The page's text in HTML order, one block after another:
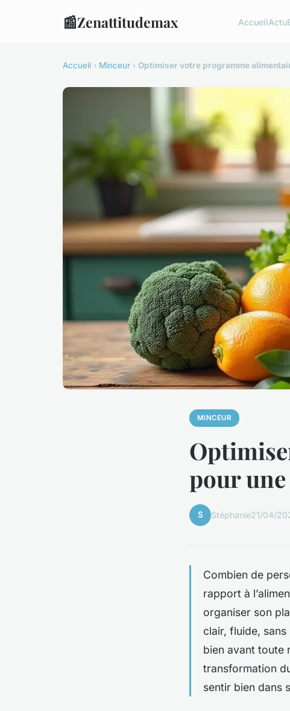
📰Zenattitudemax AccueilActu
Accueil › Minceur › Optimiser votre programme
MINCEUR
pour
S Stéphanie21/04/
Combien de
rapport à
organiser son
clair, fluide,
bien avant toute
transformation
sentir bien dans